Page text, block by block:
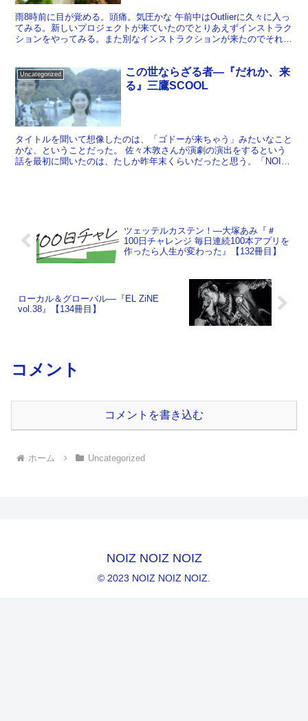
雨8時前に目が覚める。頭痛。気圧かな 午前中はOutlierに久々に入っ
てみる。新しいプロジェクトが来ていたのでとりあえずインストラク
ションをやってみる。また別なインストラクションが来たのでそれも
Uncategorized
この世ならざる者―『だれか、来
る』三鷹SCOOL
タイトルを聞いて想像したのは、「ゴドーが来ちゃう」みたいなこと
かな、ということだった。 佐々木敦さんが演劇の演出をするという
話を最初に聞いたのは、たしか昨年末くらいだったと思う。「NOIZ
ツェッテルカステン！―大塚あみ『＃
100日チャレンジ 毎日連続100本アプリを
作ったら人生が変わった』【132冊目】
ローカル＆グローバル―『EL ZiNE
vol.38』【134冊目】
コメント
コメントを書き込む
ホーム Uncategorized
NOIZ NOIZ NOIZ
© 2023 NOIZ NOIZ NOIZ.